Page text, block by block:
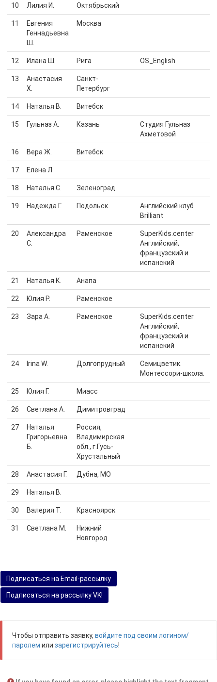
10 Лилия И. Октябрьский
11
Евгения
Геннадьевна
Ш.
Москва
12 Илана Ш. Рига OS_English
13
Анастасия
Х.
Санкт-
Петербург
14 Наталья В. Витебск
15 Гульназ А. Казань
Студия Гульназ
Ахметовой
16 Вера Ж. Витебск
17 Елена Л.
18 Наталья С. Зеленоград
19 Надежда Г. Подольск
Английский клуб
Brilliant
20
Александра
С.
Раменское
SuperKids.center
Английский,
французский и
испанский
21 Наталья К. Анапа
22 Юлия Р. Раменское
23 Зара А. Раменское
SuperKids.center
Английский,
французский и
испанский
24 Irina W. Долгопрудный
Семицветик.
Монтессори-школа.
25 Юлия Г. Миасс
26 Светлана А. Димитровград
27
Наталья
Григорьевна
Б.
Россия,
Владимирская
обл., г.Гусь-
Хрустальный
28 Анастасия Г. Дубна, МО
29 Наталья В.
30 Валерия Т. Красноярск
31 Светлана М.
Нижний
Новгород
Подписаться на Email-рассылку
Подписаться на рассылку VK!
Чтобы отправить заявку, войдите под своим логином/
паролем или зарегистрируйтесь!